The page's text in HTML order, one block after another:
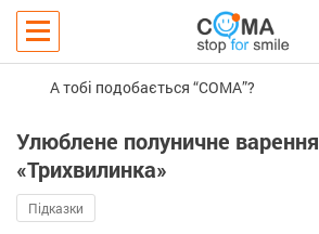
А тобі подобається “COMA”?
Улюблене полуничне варення
«Трихвилинка»
Підказки